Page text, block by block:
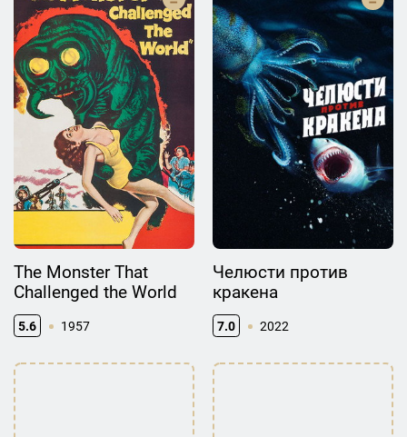
The Monster That
Challenged the World
5.6 1957
Челюсти против
кракена
7.0 2022